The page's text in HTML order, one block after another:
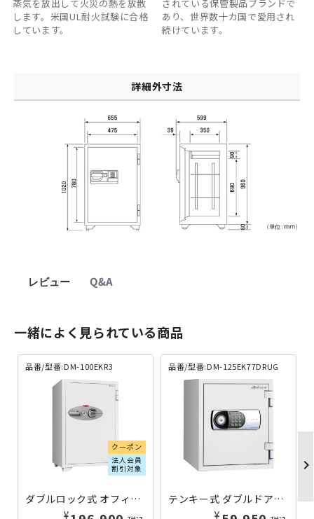
蒸気を放出して火災の熱を放散
します。米国UL耐火試験に合格
しています。
されている保管製品ブランドで
あり、世界数十カ国で愛用され
続けています。
詳細外寸法
レビュー Q&A
一緒によく見られている商品
品番/型番:DM-100EKR3
クーポン
法人会員
割引対象
ダブルロック式 オフィス用耐火金庫 129L DM-100EKR3 | 619821
¥
品番/型番:DM-125EK77DRUG
テンキー式 ダブルドア耐火金庫 24L DM-125EK77DRUG | 619944
¥
chevron_right